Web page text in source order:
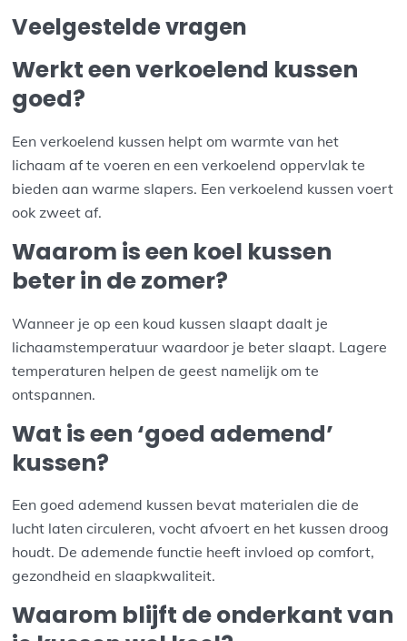
Veelgestelde vragen
Werkt een verkoelend kussen
goed?
Een verkoelend kussen helpt om warmte van het
lichaam af te voeren en een verkoelend oppervlak te
bieden aan warme slapers. Een verkoelend kussen voert
ook zweet af.
Waarom is een koel kussen
beter in de zomer?
Wanneer je op een koud kussen slaapt daalt je
lichaamstemperatuur waardoor je beter slaapt. Lagere
temperaturen helpen de geest namelijk om te
ontspannen.
Wat is een ‘goed ademend’
kussen?
Een goed ademend kussen bevat materialen die de
lucht laten circuleren, vocht afvoert en het kussen droog
houdt. De ademende functie heeft invloed op comfort,
gezondheid en slaapkwaliteit.
Waarom blijft de onderkant van